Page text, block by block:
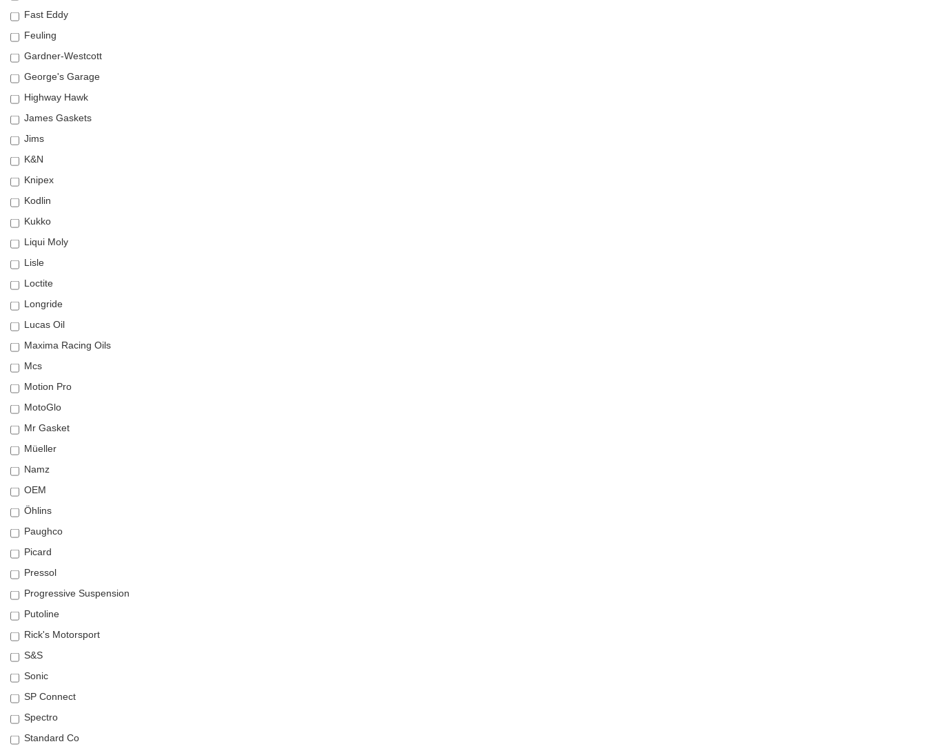
Fast Eddy
Feuling
Gardner-Westcott
George's Garage
Highway Hawk
James Gaskets
Jims
K&N
Knipex
Kodlin
Kukko
Liqui Moly
Lisle
Loctite
Longride
Lucas Oil
Maxima Racing Oils
Mcs
Motion Pro
MotoGlo
Mr Gasket
Müeller
Namz
OEM
Öhlins
Paughco
Picard
Pressol
Progressive Suspension
Putoline
Rick's Motorsport
S&S
Sonic
SP Connect
Spectro
Standard Co